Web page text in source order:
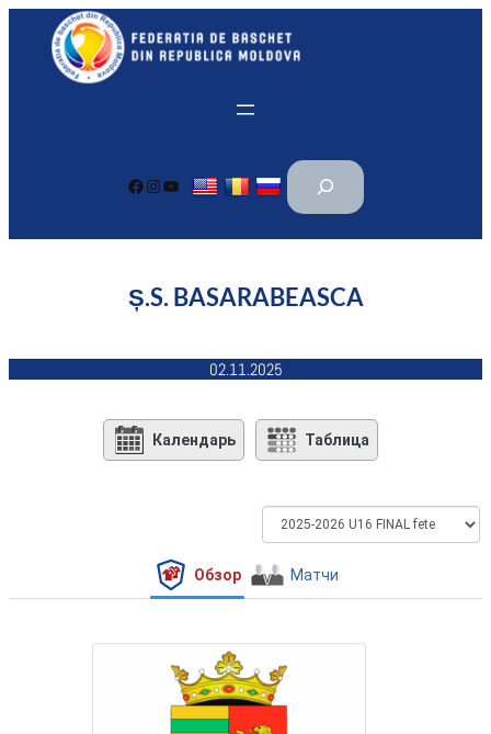
Перейти
содержимому
Facebook Instagram YouTube
П
и
Ș.S. BASARABEASCA
02.11.2025
Календарь Таблица
Обзор Матчи